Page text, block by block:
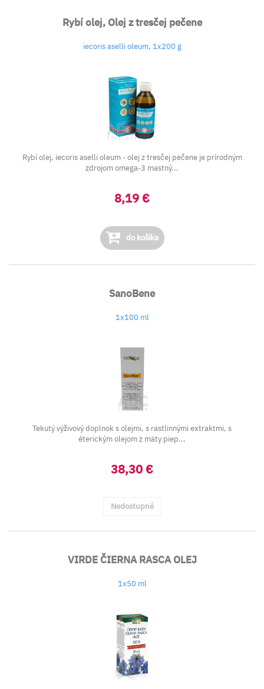
Rybí olej, Olej z tresčej pečene
iecoris aselli oleum, 1x200 g
Rybí olej, iecoris aselli oleum - olej z tresčej pečene je prírodným
zdrojom omega-3 mastný...
8,19 €
do košíka
SanoBene
1x100 ml
Tekutý výživový doplnok s olejmi, s rastlinnými extraktmi, s
éterickým olejom z mäty piep...
38,30 €
Nedostupné
VIRDE ČIERNA RASCA OLEJ
1x50 ml